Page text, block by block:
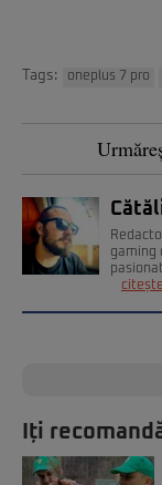
Tags: oneplus 7 pro
gaming
Iți